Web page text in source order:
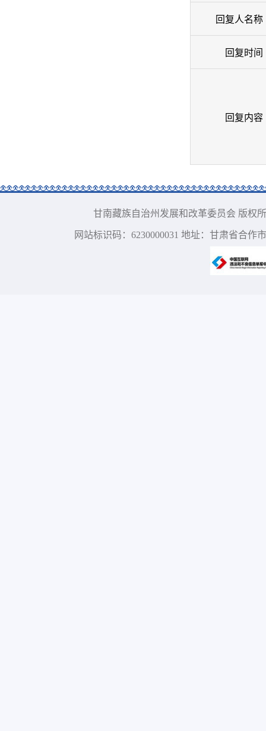
回复人名称
回复时间
回复内容
甘南藏族自治州发展和改革委员会 版权
网站标识码：6230000031 地址：甘肃省合作